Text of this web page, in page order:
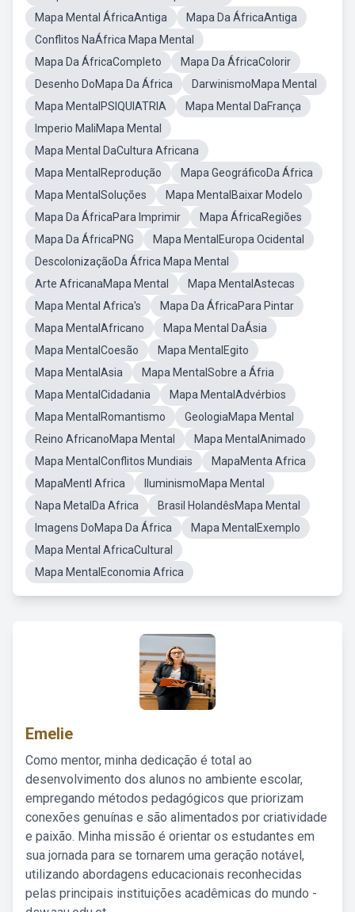
Mapa Mental ÁfricaAntiga
Mapa Da ÁfricaAntiga
Conflitos NaÁfrica Mapa Mental
Mapa Da ÁfricaCompleto
Mapa Da ÁfricaColorir
Desenho DoMapa Da África
DarwinismoMapa Mental
Mapa MentalPSIQUIATRIA
Mapa Mental DaFrança
Imperio MaliMapa Mental
Mapa Mental DaCultura Africana
Mapa MentalReprodução
Mapa GeográficoDa África
Mapa MentalSoluções
Mapa MentalBaixar Modelo
Mapa Da ÁfricaPara Imprimir
Mapa ÁfricaRegiões
Mapa Da ÁfricaPNG
Mapa MentalEuropa Ocidental
DescolonizaçãoDa África Mapa Mental
Arte AfricanaMapa Mental
Mapa MentalAstecas
Mapa Mental Africa's
Mapa Da ÁfricaPara Pintar
Mapa MentalAfricano
Mapa Mental DaÁsia
Mapa MentalCoesão
Mapa MentalEgito
Mapa MentalAsia
Mapa MentalSobre a Áfria
Mapa MentalCidadania
Mapa MentalAdvérbios
Mapa MentalRomantismo
GeologiaMapa Mental
Reino AfricanoMapa Mental
Mapa MentalAnimado
Mapa MentalConflitos Mundiais
MapaMenta Africa
MapaMentl Africa
IluminismoMapa Mental
Napa MetalDa Africa
Brasil HolandêsMapa Mental
Imagens DoMapa Da África
Mapa MentalExemplo
Mapa Mental AfricaCultural
Mapa MentalEconomia Africa
Emelie
Como mentor, minha dedicação é total ao
desenvolvimento dos alunos no ambiente escolar,
empregando métodos pedagógicos que priorizam
conexões genuínas e são alimentados por criatividade
e paixão. Minha missão é orientar os estudantes em
sua jornada para se tornarem uma geração notável,
utilizando abordagens educacionais reconhecidas
pelas principais instituições acadêmicas do mundo -